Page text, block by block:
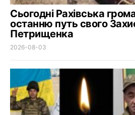
Сьогодні Рахівська
останню путь свого
Петрищенка
2026-08-03